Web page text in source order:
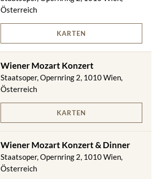
Österreich
KARTEN
Wiener Mozart Konzert
Staatsoper, Opernring 2, 1010 Wien,
Österreich
KARTEN
Wiener Mozart Konzert & Dinner
Staatsoper, Opernring 2, 1010 Wien,
Österreich